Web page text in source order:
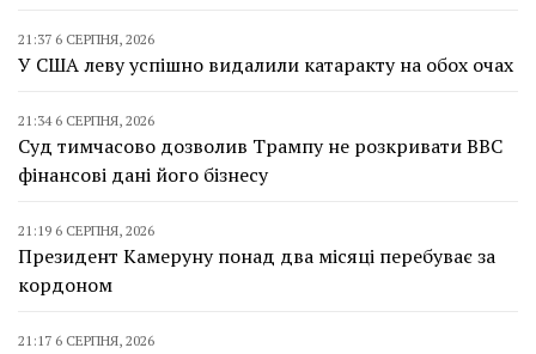
21:37 6 СЕРПНЯ, 2026
У США леву успішно видалили катаракту на обох очах
21:34 6 СЕРПНЯ, 2026
Суд тимчасово дозволив Трампу не розкривати BBC
фінансові дані його бізнесу
21:19 6 СЕРПНЯ, 2026
Президент Камеруну понад два місяці перебуває за
кордоном
21:17 6 СЕРПНЯ, 2026